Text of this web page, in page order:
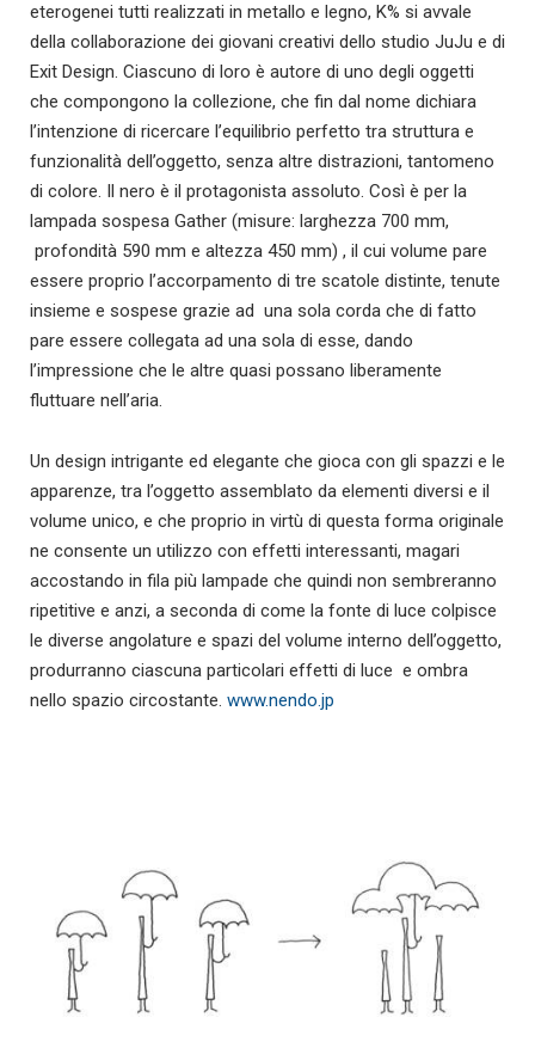
eterogenei tutti realizzati in metallo e legno, K% si avvale
della collaborazione dei giovani creativi dello studio JuJu e di
Exit Design. Ciascuno di loro è autore di uno degli oggetti
che compongono la collezione, che fin dal nome dichiara
l’intenzione di ricercare l’equilibrio perfetto tra struttura e
funzionalità dell’oggetto, senza altre distrazioni, tantomeno
di colore. Il nero è il protagonista assoluto. Così è per la
lampada sospesa Gather (misure: larghezza 700 mm,
profondità 590 mm e altezza 450 mm) , il cui volume pare
essere proprio l’accorpamento di tre scatole distinte, tenute
insieme e sospese grazie ad una sola corda che di fatto
pare essere collegata ad una sola di esse, dando
l’impressione che le altre quasi possano liberamente
fluttuare nell’aria.
Un design intrigante ed elegante che gioca con gli spazzi e le
apparenze, tra l’oggetto assemblato da elementi diversi e il
volume unico, e che proprio in virtù di questa forma originale
ne consente un utilizzo con effetti interessanti, magari
accostando in fila più lampade che quindi non sembreranno
ripetitive e anzi, a seconda di come la fonte di luce colpisce
le diverse angolature e spazi del volume interno dell’oggetto,
produrranno ciascuna particolari effetti di luce e ombra
nello spazio circostante. www.nendo.jp